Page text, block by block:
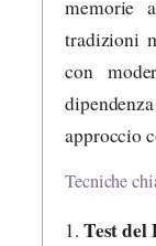
memorie
tradizioni
con
approccio
Tecniche
1. Test del